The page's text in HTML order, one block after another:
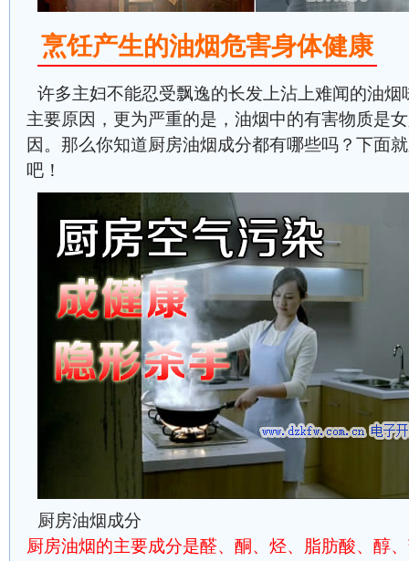
烹饪产生的油烟危害身体健康
许多主妇不能忍受飘逸的长发上沾上难闻的油
主要原因，更为严重的是，油烟中的有害物质是
因。那么你知道厨房油烟成分都有哪些吗？下面
吧！
厨房油烟成分
厨房油烟的主要成分是醛、酮、烃、脂肪酸、醇